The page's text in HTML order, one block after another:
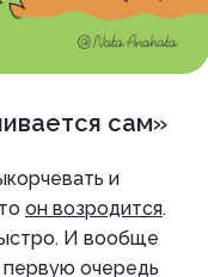
сам»
и
он возродится.
И вообще
первую очередь